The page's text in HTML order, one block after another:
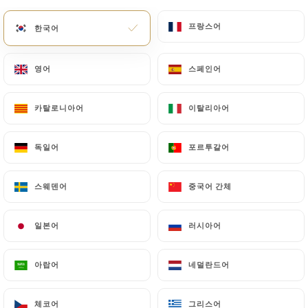
메뉴
한국어 프랑스어
영어 스페인어
카탈로니아어 이탈리아어
독일어 포르투갈어
스웨덴어 중국어 간체
일본어 러시아어
아랍어 네덜란드어
체코어 그리스어
연락처
한국어 프랑스어
영어 스페인어
카탈로니아어 이탈리아어
독일어 포르투갈어
스웨덴어 중국어 간체
일본어 러시아어
아랍어 네덜란드어
체코어 그리스어